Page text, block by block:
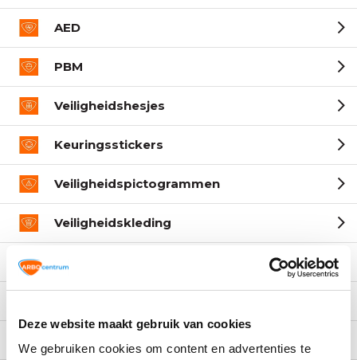
Deze website maakt gebruik van cookies
We gebruiken cookies om content en advertenties te
AED
PBM
Veiligheidshesjes
Keuringsstickers
Veiligheidspictogrammen
Veiligheidskleding
Wegbebakening